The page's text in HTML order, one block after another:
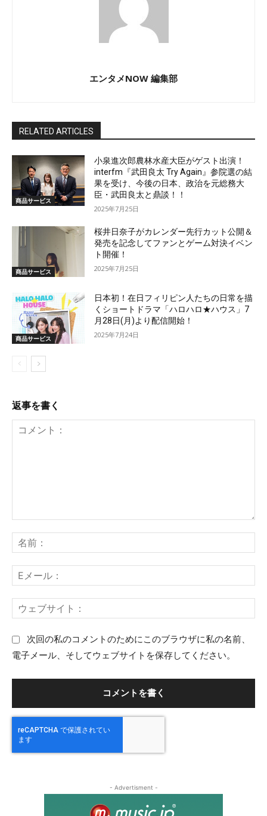
エンタメNOW 編集部
RELATED ARTICLES
商品サービス
小泉進次郎農林水産大臣がゲスト出演！
interfm『武田良太 Try Again』参院選の結
果を受け、今後の日本、政治を元総務大
臣・武田良太と鼎談！！
2025年7月25日
商品サービス
桜井日奈子がカレンダー先行カット公開＆
発売を記念してファンとゲーム対決イベン
ト開催！
2025年7月25日
商品サービス
日本初！在日フィリピン人たちの日常を描
くショートドラマ「ハロハロ★ハウス」7
月28日(月)より配信開始！
2025年7月24日
返事を書く
メ
ト
：
前
メ
ル
ェ
次回の私のコメントのためにこのブラウザに私の名前、
電子メール、そしてウェブサイトを保存してください。
- Advertisment -